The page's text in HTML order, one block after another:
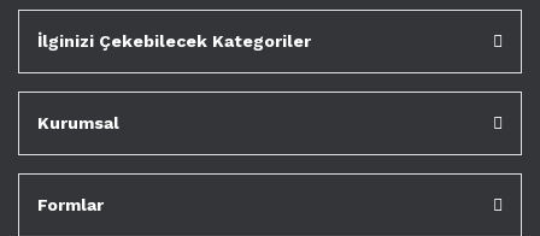
İlginizi Çekebilecek Kategoriler
Kurumsal
Formlar